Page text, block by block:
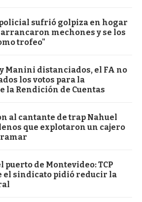
sufrió golpiza en hogar
arrancaron mechones y se los
trofeo"
Manini distanciados, el FA no
los votos para la
la Rendición de Cuentas
al cantante de trap Nahuel
que explotaron un cajero
puerto de Montevideo: TCP
el sindicato pidió reducir la